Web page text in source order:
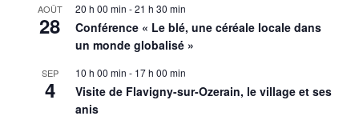
AOÛT
28
20 h 00 min -21 h 30 min
Conférence « Le blé, une céréale locale dans
un monde globalisé »
SEP
4
10 h 00 min - 17 h 00 min
Visite de Flavigny-sur-Ozerain, le village et ses
anis